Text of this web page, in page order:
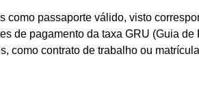
como passaporte válido, visto
de pagamento da taxa GRU (Guia de
como contrato de trabalho ou